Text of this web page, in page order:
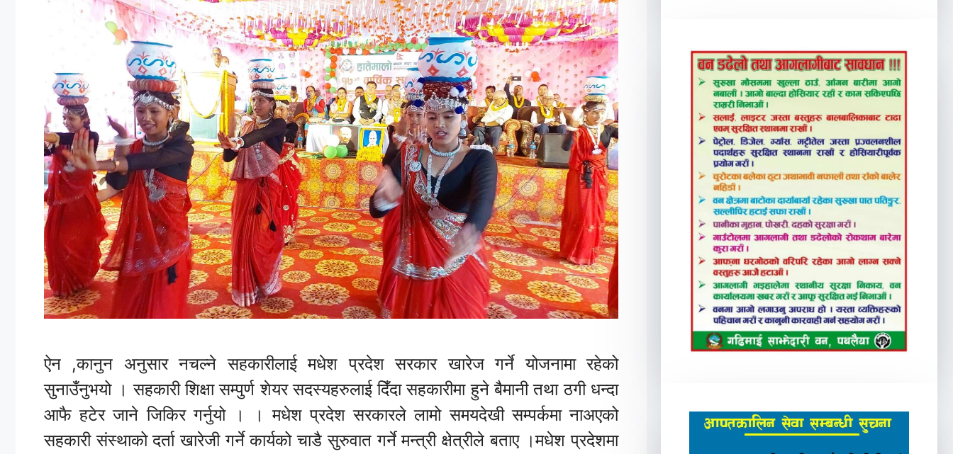
ऐन ,कानुन अनुसार नचल्ने सहकारीलाई मधेश प्रदेश सरकार खारेज गर्ने योजनामा रहेको
सुनाउँनुभयो । सहकारी शिक्षा सम्पुर्ण शेयर सदस्यहरुलाई दिँदा सहकारीमा हुने बैमानी तथा ठगी धन्दा
आफै हटेर जाने जिकिर गर्नुयो । । मधेश प्रदेश सरकारले लामो समयदेखी सम्पर्कमा नाअएको
सहकारी संस्थाको दर्ता खारेजी गर्ने कार्यको चाडै सुरुवात गर्ने मन्त्री क्षेत्रीले बताए ।मधेश प्रदेशमा